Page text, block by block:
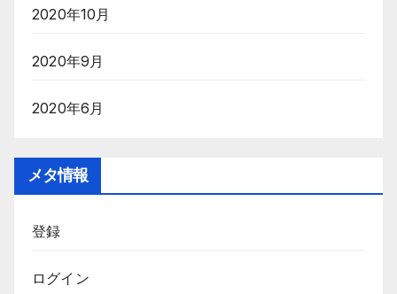
2020年10月
2020年9月
2020年6月
メタ情報
登録
ログイン